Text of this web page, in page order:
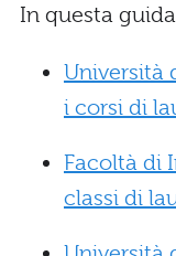
In questa
Università
i corsi di
Facoltà di
classi di